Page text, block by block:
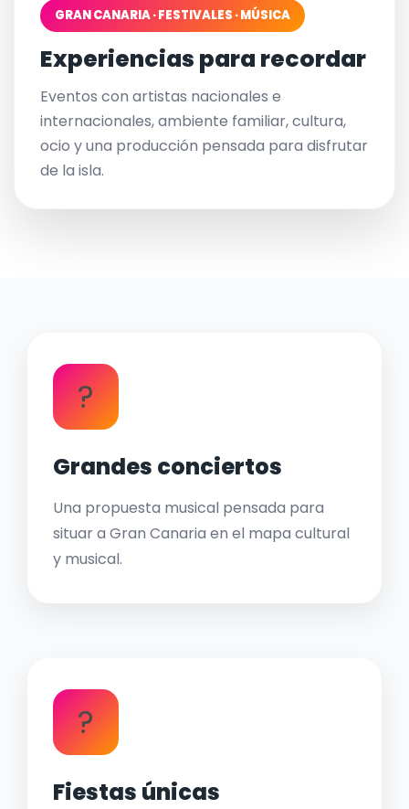
GRAN CANARIA · FESTIVALES · MÚSICA
Experiencias para recordar
Eventos con artistas nacionales e
internacionales, ambiente familiar, cultura,
ocio y una producción pensada para disfrutar
de la isla.
?
Grandes conciertos
Una propuesta musical pensada para
situar a Gran Canaria en el mapa cultural
y musical.
?
Fiestas únicas